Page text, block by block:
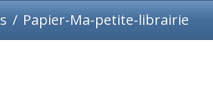
Papier-Ma-petite-librairie